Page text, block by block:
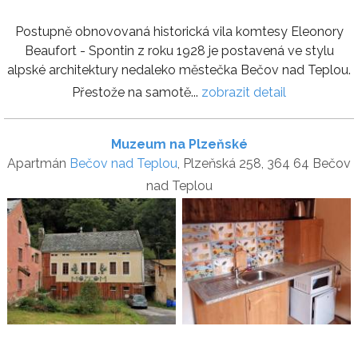
Postupně obnovovaná historická vila komtesy Eleonory
Beaufort - Spontin z roku 1928 je postavená ve stylu
alpské architektury nedaleko městečka Bečov nad Teplou.
Přestože na samotě... zobrazit detail
Muzeum na Plzeňské
Apartmán Bečov nad Teplou, Plzeňská 258, 364 64 Bečov
nad Teplou